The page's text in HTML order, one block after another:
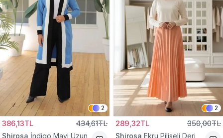
2
386,13TL 434,61TL
Shirosa İndigo Mavi Uzun
2
289,32TL 350,00TL
Shirosa Ekru Piliseli Deri